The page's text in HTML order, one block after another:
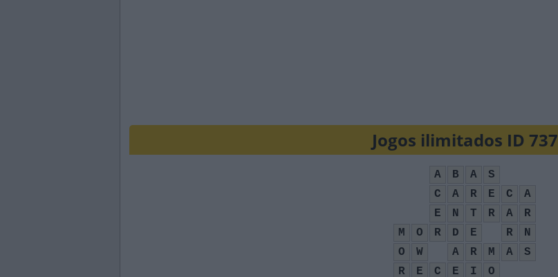
Jogos ilimitados ID 737
A B A
S
C
A R E C
A
E
N T R A
R
M
O R D E R
N
O
W A R M A
S
R
E C E I
O